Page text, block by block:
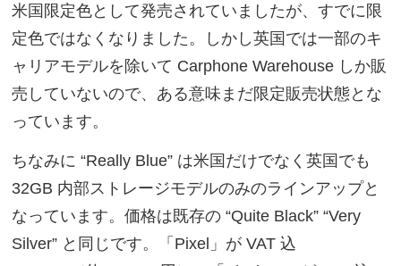
米国限定色として発売されていましたが、すでに限
定色ではなくなりました。しかし英国では一部のキ
ャリアモデルを除いて Carphone Warehouse しか販
売していないので、ある意味まだ限定販売状態とな
っています。
ちなみに “Really Blue” は米国だけでなく英国でも
32GB 内部ストレージモデルのみのラインアップと
なっています。価格は既存の “Quite Black” “Very
Silver” と同じです。「Pixel」が VAT 込